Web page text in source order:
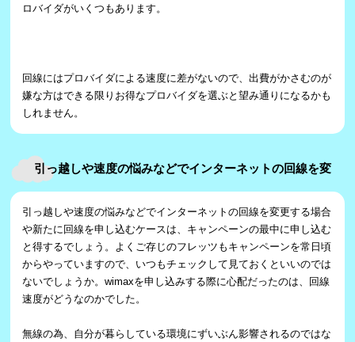
ロバイダがいくつもあります。
回線にはプロバイダによる速度に差がないので、出費がかさむのが
嫌な方はできる限りお得なプロバイダを選ぶと望み通りになるかも
しれません。
引っ越しや速度の悩みなどでインターネットの回線を変
引っ越しや速度の悩みなどでインターネットの回線を変更する場合
や新たに回線を申し込むケースは、キャンペーンの最中に申し込む
と得するでしょう。よくご存じのフレッツもキャンペーンを常日頃
からやっていますので、いつもチェックして見ておくといいのでは
ないでしょうか。wimaxを申し込みする際に心配だったのは、回線
速度がどうなのかでした。
無線の為、自分が暮らしている環境にずいぶん影響されるのではな